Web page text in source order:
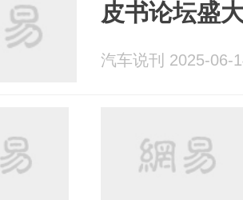
皮书论坛盛
汽车说刊 2025-06-